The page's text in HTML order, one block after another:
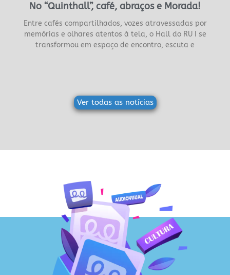
No “Quinthall”, café, abraços e Morada!
Entre cafés compartilhados, vozes atravessadas por
memórias e olhares atentos à tela, o Hall do RU I se
transformou em espaço de encontro, escuta e
Ver todas as notícias